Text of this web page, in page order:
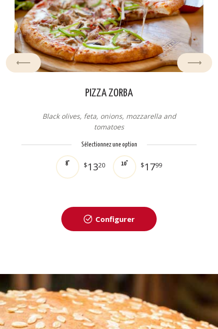
PIZZA ZORBA
Black olives, feta, onions, mozzarella and
tomatoes
Sélectionnez une option
8" $1320 10" $1799
Configurer